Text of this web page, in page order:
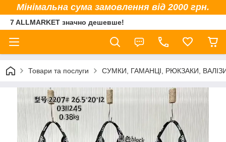
Мінімальна сума замовлення від 2000 грн.
7 ALLMARKET значно дешевше!
Товари та послуги СУМКИ, ГАМАНЦІ, РЮКЗАКИ,